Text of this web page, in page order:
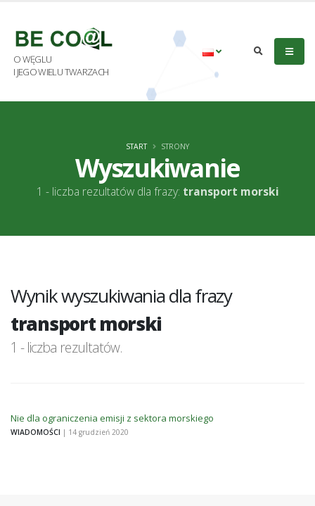
O WĘGLU
I JEGO WIELU TWARZACH
Wyszukiwanie
1 - liczba rezultatów dla frazy: transport morski
START STRONY
Wynik wyszukiwania dla frazy
transport morski
1 - liczba rezultatów.
Nie dla ograniczenia emisji z sektora morskiego
WIADOMOŚCI | 14 grudzień 2020